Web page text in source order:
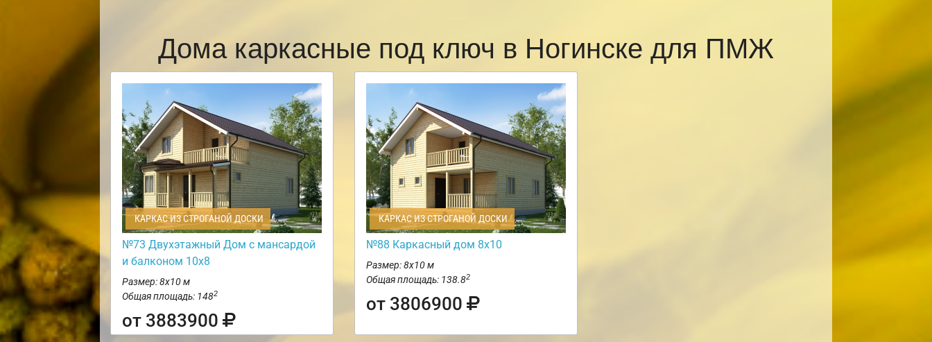
Дома каркасные под ключ в Ногинске для ПМЖ
КАРКАС ИЗ СТРОГАНОЙ ДОСКИ
№73 Двухэтажный Дом с мансардой
и балконом 10х8
Размер: 8х10 м
Общая площадь: 1482
от 3883900
КАРКАС ИЗ СТРОГАНОЙ ДОСКИ
№88 Каркасный дом 8х10
Размер: 8х10 м
Общая площадь: 138.82
от 3806900